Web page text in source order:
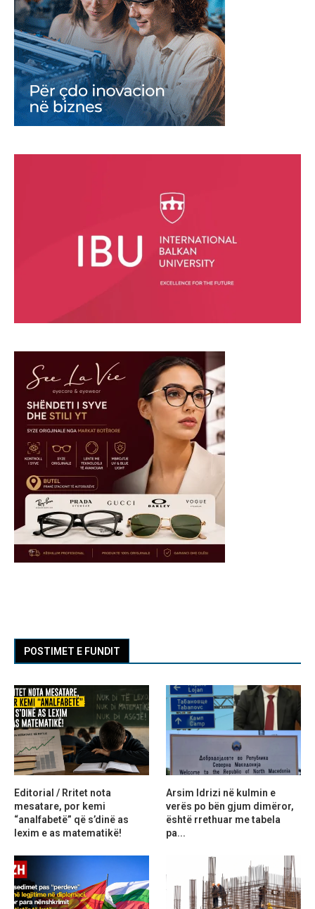
POSTIMET E FUNDIT
Editorial / Rritet nota
mesatare, por kemi
“analfabetë” që s’dinë as
lexim e as matematikë!
Arsim Idrizi në kulmin e
verës po bën gjum dimëror,
është rrethuar me tabela
pa...